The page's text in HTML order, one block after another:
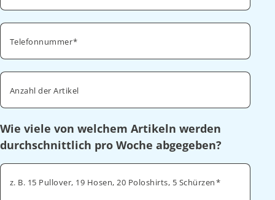
Telefonnummer
Anzahl der Artikel
Wie viele von welchem Artikeln werden
durchschnittlich pro Woche abgegeben?
z. B. 15 Pullover, 19 Hosen, 20 Poloshirts, 5 Schürzen